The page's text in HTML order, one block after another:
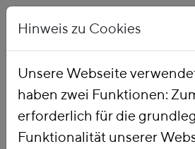
Startseite Publikationen
Hinweis zu Cookies
Unsere Webseite
haben zwei Funktionen:
erforderlich für die
Funktionalität unserer